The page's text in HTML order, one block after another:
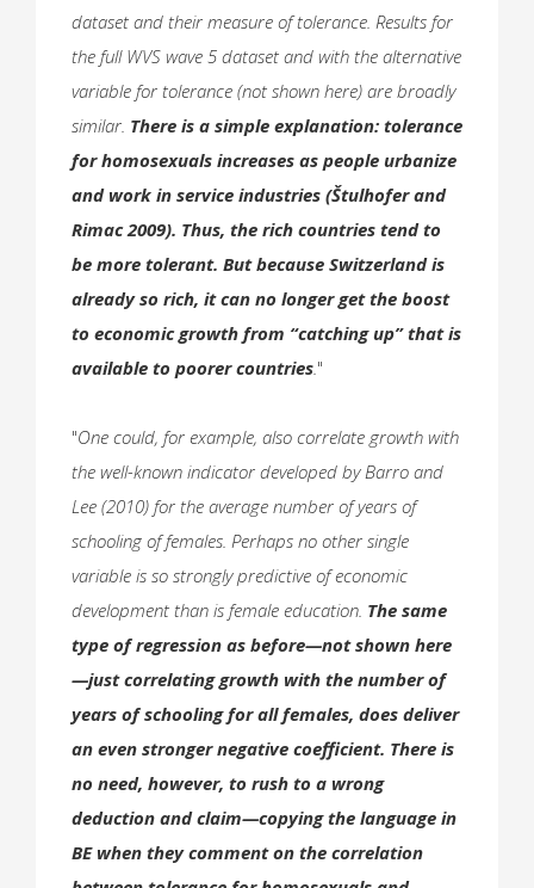
dataset and their measure of tolerance. Results for
the full WVS wave 5 dataset and with the alternative
variable for tolerance (not shown here) are broadly
similar. There is a simple explanation: tolerance
for homosexuals increases as people urbanize
and work in service industries (Štulhofer and
Rimac 2009). Thus, the rich countries tend to
be more tolerant. But because Switzerland is
already so rich, it can no longer get the boost
to economic growth from “catching up” that is
available to poorer countries "
"One could, for example, also correlate growth with
the well-known indicator developed by Barro and
Lee (2010) for the average number of years of
schooling of females. Perhaps no other single
variable is so strongly predictive of economic
development than is female education. The same
type of regression as before—not shown here
—just correlating growth with the number of
years of schooling for all females, does deliver
an even stronger negative coefficient. There is
no need, however, to rush to a wrong
deduction and claim—copying the language in
BE when they comment on the correlation